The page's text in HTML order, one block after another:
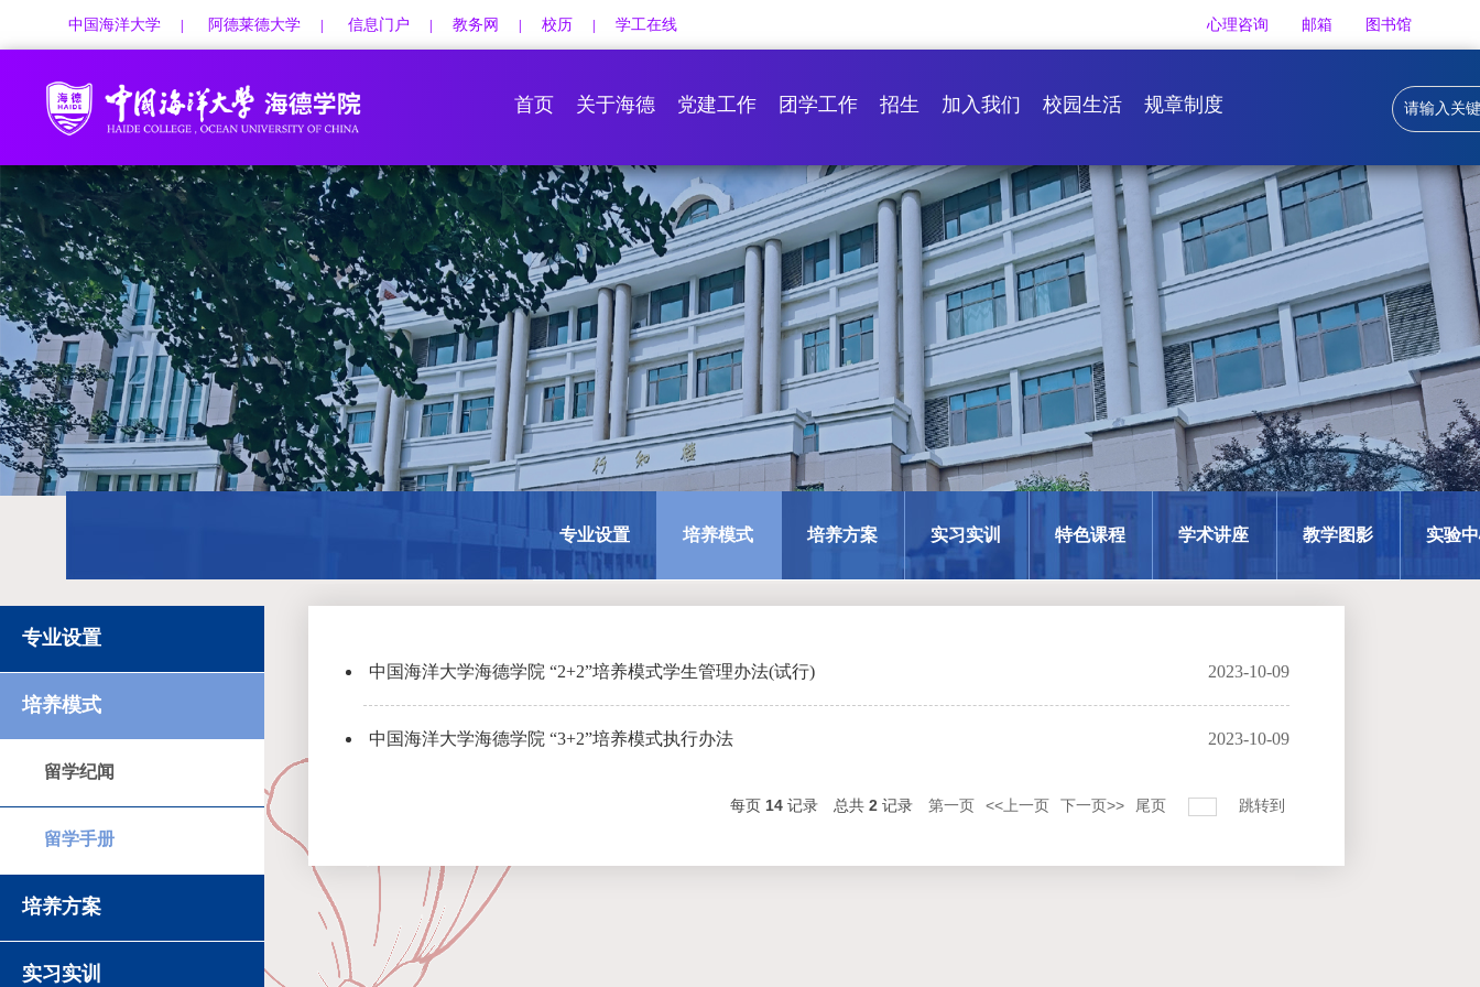
中国海洋大学 | 阿德莱德大学 | 信息门户 | 教务网 | 校历 | 学工在线 心理咨询 邮箱 图书馆
首页 关于海德 党建工作 团学工作 招生 加入我们 校园生活 规章制度
专业设置 培养模式 培养方案 实习实训 特色课程 学术讲座 教学图影 实验
专业设置
培养模式
留学纪闻
留学手册
培养方案
实习实训
中国海洋大学海德学院 “2+2”培养模式学生管理办法(试行) 2023-10-09
中国海洋大学海德学院 “3+2”培养模式执行办法 2023-10-09
每页 14记录 总共 2 记录 第一页 <<上一页 下一页>> 尾页 跳转到